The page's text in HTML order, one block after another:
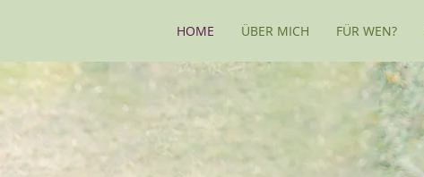
HOME ÜBER MICH FÜR WEN?